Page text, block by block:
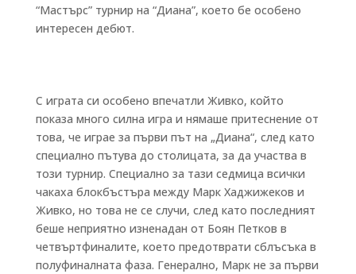
“Мастърс” турнир на “Диана”, което бе особено
интересен дебют.
С играта си особено впечатли Живко, който
показа много силна игра и нямаше притеснение от
това, че играе за първи път на „Диана“, след като
специално пътува до столицата, за да участва в
този турнир. Специално за тази седмица всички
чакаха блокбъстъра между Марк Хаджижеков и
Живко, но това не се случи, след като последният
беше неприятно изненадан от Боян Петков в
четвъртфиналите, което предотврати сблъсъка в
полуфиналната фаза. Генерално, Марк не за първи